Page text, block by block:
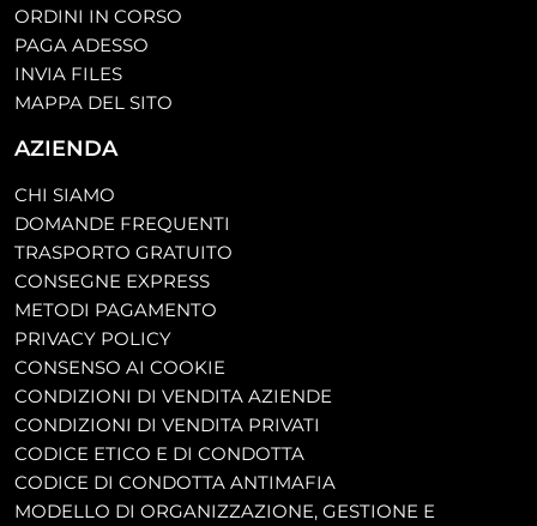
ORDINI IN CORSO
PAGA ADESSO
INVIA FILES
MAPPA DEL SITO
AZIENDA
CHI SIAMO
DOMANDE FREQUENTI
TRASPORTO GRATUITO
CONSEGNE EXPRESS
METODI PAGAMENTO
PRIVACY POLICY
CONSENSO AI COOKIE
CONDIZIONI DI VENDITA AZIENDE
CONDIZIONI DI VENDITA PRIVATI
CODICE ETICO E DI CONDOTTA
CODICE DI CONDOTTA ANTIMAFIA
MODELLO DI ORGANIZZAZIONE, GESTIONE E